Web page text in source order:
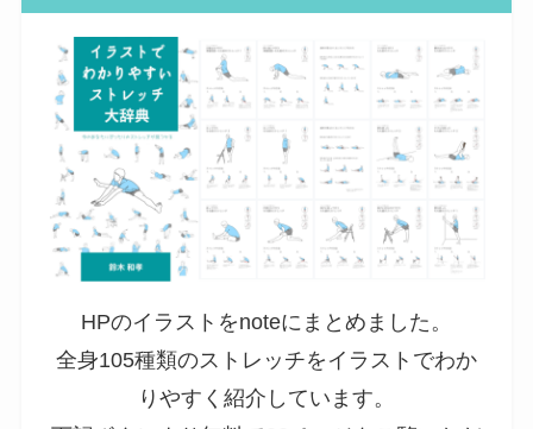
HPのイラストをnoteにまとめました。
全身105種類のストレッチをイラストでわか
りやすく紹介しています。